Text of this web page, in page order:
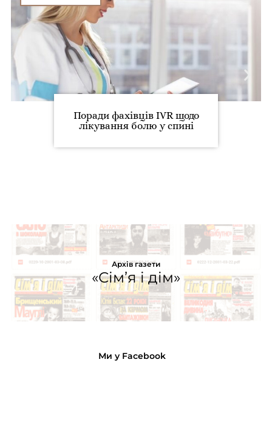
Поради фахівців IVR щодо
лікування болю у спині
Архів газети
«Сім’я і дім»
Ми у Facebook